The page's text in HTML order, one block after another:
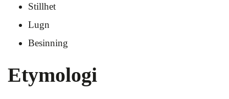
Stillhet
Lugn
Besinning
Etymologi